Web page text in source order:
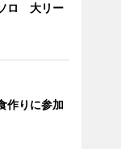
ロ 大リー
作りに参加